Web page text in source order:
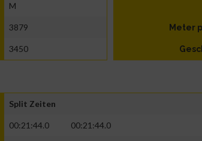
M
3879
3450
Meter
Split Zeiten
00:21:44.0 00:21:44.0